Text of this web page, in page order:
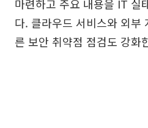
마련하고 주요 내용을 IT 실
다. 클라우드 서비스와 외부
른 보안 취약점 점검도 강화